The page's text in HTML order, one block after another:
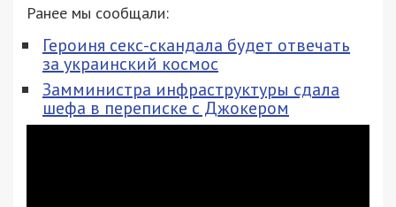
Ранее мы сообщали:
Героиня секс-скандала будет отвечать
за украинский космос
Замминистра инфраструктуры сдала
шефа в переписке с Джокером